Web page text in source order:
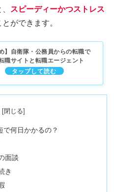
スピーディーかつストレス
ができます。
】自衛隊・公務員からの転職で
職サイトと転職エージェント
何日かかるの？
面談
き